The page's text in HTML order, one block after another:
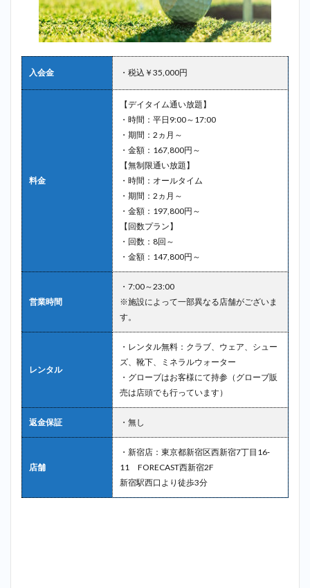
入会金 ・税込￥35,000円
料金
【デイタイム通い放題】
・時間：平日9:00～17:00
・期間：2ヵ月～
・金額：167,800円～
【無制限通い放題】
・時間：オールタイム
・期間：2ヵ月～
・金額：197,800円～
【回数プラン】
・回数：8回～
・金額：147,800円～
営業時間
・7:00～23:00
※施設によって一部異なる店舗がございま
す。
レンタル
・レンタル無料：クラブ、ウェア、シュー
ズ、靴下、ミネラルウォーター
・グローブはお客様にて持参（グローブ販
売は店頭でも行っています）
返金保証 ・無し
店舗
・新宿店：東京都新宿区西新宿7丁目16‐
11 FORECAST西新宿2F
新宿駅西口より徒歩3分